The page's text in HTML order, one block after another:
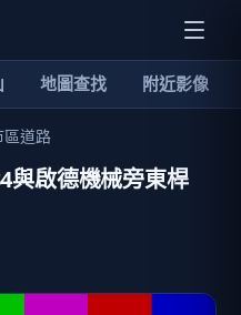
地圖查找 附近影像
區道路
與啟德機械旁東桿